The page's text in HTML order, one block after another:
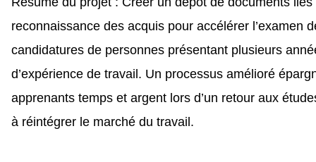
reconnaissance des acquis pour accélérer l’examen
candidatures de personnes présentant plusieurs
d’expérience de travail. Un processus amélioré
apprenants temps et argent lors d’un retour aux
à réintégrer le marché du travail.